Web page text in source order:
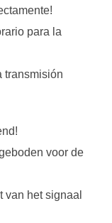
para la
transmisión
voor de
het signaal